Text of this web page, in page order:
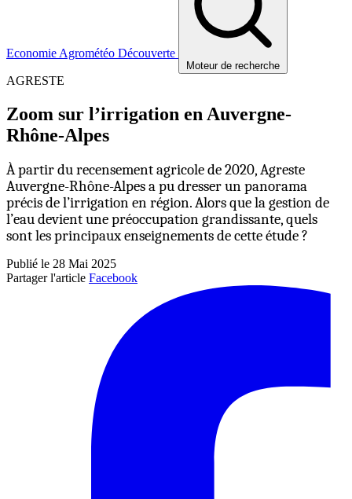
Economie Agrométéo Découverte
Moteur de recherche
AGRESTE
Zoom sur l’irrigation en Auvergne-
Rhône-Alpes
À partir du recensement agricole de 2020, Agreste
Auvergne-Rhône-Alpes a pu dresser un panorama
précis de l’irrigation en région. Alors que la gestion de
l’eau devient une préoccupation grandissante, quels
sont les principaux enseignements de cette étude ?
Publié le 28 Mai 2025
Partager l'article Facebook